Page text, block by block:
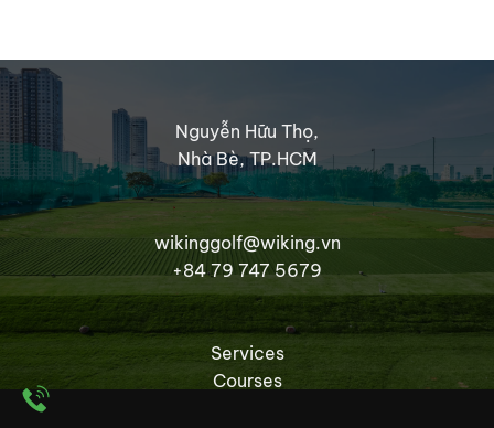
Nguyễn Hữu Thọ,
Nhà Bè, TP.HCM
wikinggolf@wiking.vn
+84 79 747 5679
Services
Courses